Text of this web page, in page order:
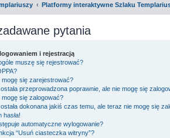
Platformy interaktywne Szlaku
pytania
i rejestracją
muszę się rejestrować?
mogę się zarejestrować?
przeprowadzona poprawnie, ale nie mogę się
mogę się zalogować?
dokonana jakiś czas temu, ale teraz nie mogę się
hasła!
automatyczne wylogowanie?
“Usuń ciasteczka witryny”?